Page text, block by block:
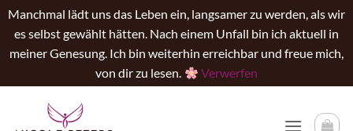
Manchmal lädt uns das Leben ein, langsamer zu werden, als wir
es selbst gewählt hätten. Nach einem Unfall bin ich aktuell in
meiner Genesung. Ich bin weiterhin erreichbar und freue mich,
von dir zu lesen.
Verwerfen